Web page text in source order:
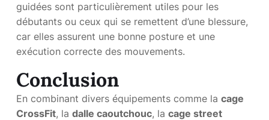
guidées sont particulièrement utiles pour les
débutants ou ceux qui se remettent d’une blessure,
car elles assurent une bonne posture et une
exécution correcte des mouvements.
Conclusion
En combinant divers équipements comme la cage
CrossFit, la dalle caoutchouc, la cage street